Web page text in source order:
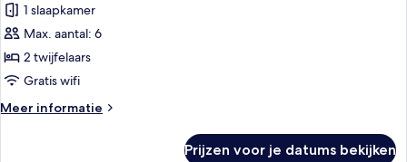
kamer,
niet-
roken,
uitzicht
baai
1 slaapkamer
Max. aantal: 6
2 twijfelaars
Gratis wifi
Meer informatie
Meer
Prijzen voor je datums bekijken